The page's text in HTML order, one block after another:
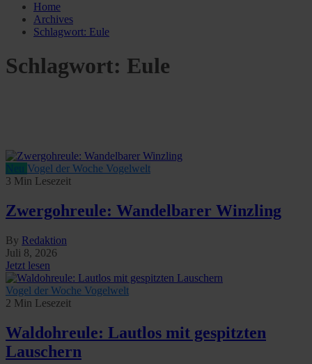
Home
Archives
Schlagwort: Eule
Schlagwort: Eule
Vogel der Woche Vogelwelt
3 Min Lesezeit
Zwergohreule: Wandelbarer Winzling
By Redaktion
Juli 8, 2026
Jetzt lesen
Vogel der Woche Vogelwelt
2 Min Lesezeit
Waldohreule: Lautlos mit gespitzten
Lauschern